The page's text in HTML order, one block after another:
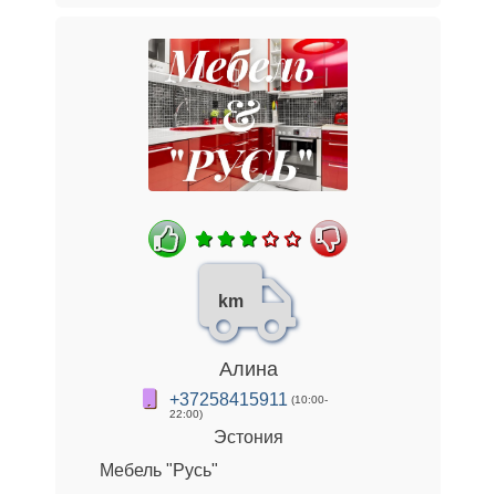
km
Алина
+37258415911 (10:00-
22:00)
Эстония
Мебель "Русь"